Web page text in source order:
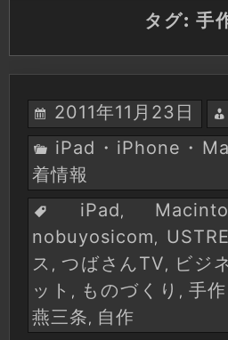
タグ: 手
2011年11月23日
iPad・iPhone・
着情報
iPad,
nobuyosicom,
ス , つばさんTV, ビジ
ット , ものづくり , 手作
燕三条, 自作